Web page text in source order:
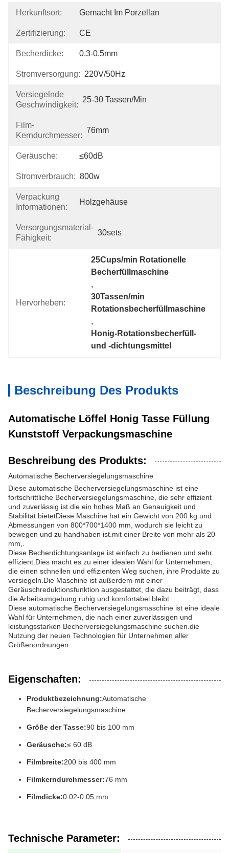
Herkunftsort: Gemacht Im Porzellan
Zertifizierung: CE
Becherdicke: 0.3-0.5mm
Stromversorgung: 220V/50Hz
Versiegelnde
Geschwindigkeit:
25-30 Tassen/min
Film-
Kerndurchmesser:
76mm
Geräusche: ≤60dB
Stromverbrauch: 800w
Verpackung
Informationen:
Holzgehäuse
Versorgungsmaterial-
Fähigkeit:
30sets
Hervorheben:
25Cups/min Rotationelle
Becherfüllmaschine
,
30Tassen/min
Rotationsbecherfüllmaschine
,
Honig-Rotationsbecherfüll-
und -dichtungsmittel
Beschreibung Des Produkts
Automatische Löffel Honig Tasse Füllung
Kunststoff Verpackungsmaschine
Beschreibung des Produkts:
Automatische Becherversiegelungsmaschine
Diese automatische Becherversiegelungsmaschine ist eine
fortschrittliche Becherversiegelungsmaschine, die sehr effizient
und zuverlässig ist.die ein hohes Maß an Genauigkeit und
Stabilität bietetDiese Maschine hat ein Gewicht von 200 kg und
Abmessungen von 800*700*1400 mm, wodurch sie leicht zu
bewegen und zu handhaben ist.mit einer Breite von mehr als 20
mm,.
Diese Becherdichtungsanlage ist einfach zu bedienen und sehr
effizient.Dies macht es zu einer idealen Wahl für Unternehmen,
die einen schnellen und effizienten Weg suchen, ihre Produkte zu
versiegeln.Die Maschine ist außerdem mit einer
Geräuschreduktionsfunktion ausgestattet, die dazu beiträgt, dass
die Arbeitsumgebung ruhig und komfortabel bleibt.
Diese automatische Becherversiegelungsmaschine ist eine ideale
Wahl für Unternehmen, die nach einer zuverlässigen und
leistungsstarken Becherversiegelungsmaschine suchen.die
Nutzung der neuen Technologien für Unternehmen aller
Größenordnungen.
Eigenschaften:
Produktbezeichnung:Automatische
Becherversiegelungsmaschine
Größe der Tasse:90 bis 100 mm
Geräusche:≤ 60 dB
Filmbreite:200 bis 400 mm
Filmkerndurchmesser:76 mm
Filmdicke:0.02-0.05 mm
Technische Parameter: